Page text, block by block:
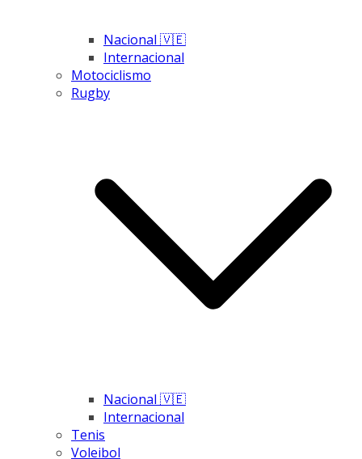
Nacional 🇻🇪
Internacional
Motociclismo
Rugby
Nacional 🇻🇪
Internacional
Tenis
Voleibol